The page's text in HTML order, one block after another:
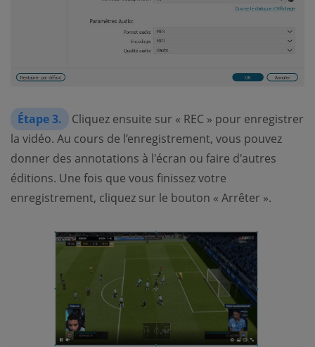
Étape 3.
Cliquez ensuite sur « REC » pour enregistrer
la vidéo. Au cours de l’enregistrement, vous pouvez
donner des annotations à l'écran ou faire d'autres
éditions. Une fois que vous finissez votre
enregistrement, cliquez sur le bouton « Arrêter ».